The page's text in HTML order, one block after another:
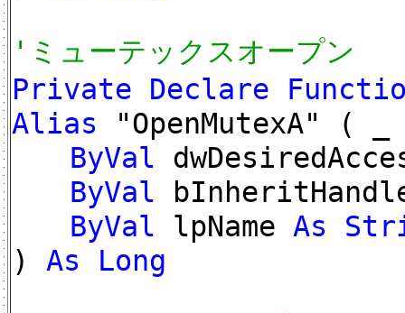
'ミューテックスオープン
Private Declare
Alias "OpenMutexA" ( _
ByVal
ByVal
ByVal lpName As
) As Long